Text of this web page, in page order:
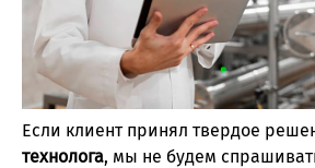
Если клиент принял твердое
технолога, мы не будем